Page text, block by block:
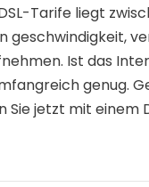
Tarife liegt
geschwindigkeit,
Ist das
genug.
jetzt mit einem